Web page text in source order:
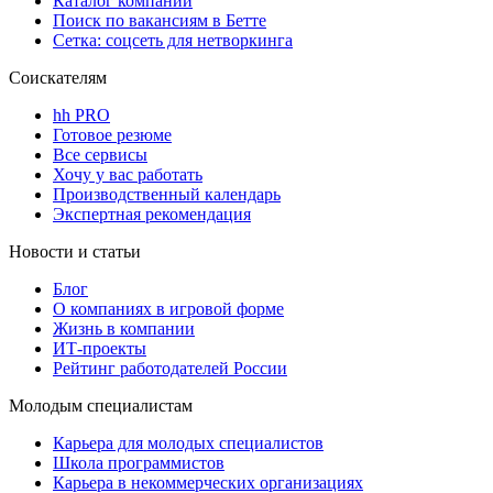
Поиск по вакансиям в Бетте
Сетка: соцсеть для нетворкинга
Соискателям
hh PRO
Готовое резюме
Все сервисы
Хочу у вас работать
Производственный календарь
Экспертная рекомендация
Новости и статьи
Блог
О компаниях в игровой форме
Жизнь в компании
ИТ-проекты
Рейтинг работодателей России
Молодым специалистам
Карьера для молодых специалистов
Школа программистов
Карьера в некоммерческих организациях